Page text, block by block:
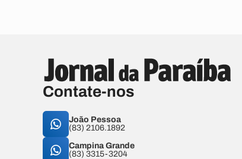
Contate-nos
João Pessoa
(83) 2106.1892
Campina Grande
(83) 3315-3204